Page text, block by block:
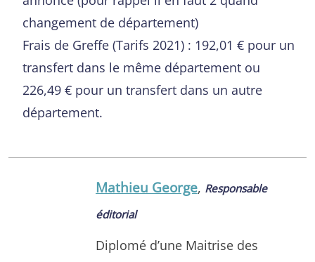
changement de département)
Frais de Greffe (Tarifs 2021) : 192,01 € pour un
transfert dans le même département ou
226,49 € pour un transfert dans un autre
département.
Mathieu George, Responsable
éditorial
Diplomé d’une Maitrise des